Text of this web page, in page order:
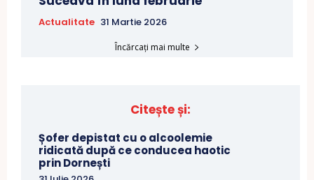
Actualitate 31 Martie 2026
Încărcați mai multe
Citește și:
Șofer depistat cu o alcoolemie
ridicată după ce conducea haotic
prin Dornești